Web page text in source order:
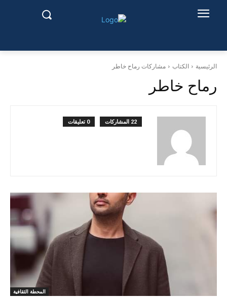
الرئيسية الكتاب مشاركات رماح خاطر
رماح خاطر
22 المشاركات 0 تعليقات
المحطة الثقافية